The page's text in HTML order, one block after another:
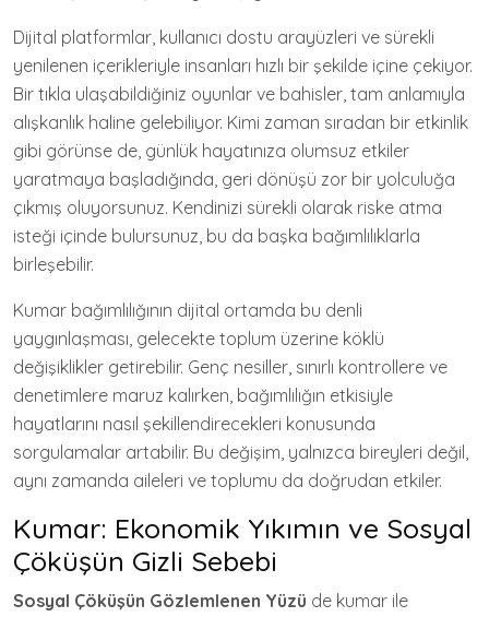
Dijital platformlar, kullanıcı dostu arayüzleri ve sürekli
yenilenen içerikleriyle insanları hızlı bir şekilde içine çekiyor.
Bir tıkla ulaşabildiğiniz oyunlar ve bahisler, tam anlamıyla
alışkanlık haline gelebiliyor. Kimi zaman sıradan bir etkinlik
gibi görünse de, günlük hayatınıza olumsuz etkiler
yaratmaya başladığında, geri dönüşü zor bir yolculuğa
çıkmış oluyorsunuz. Kendinizi sürekli olarak riske atma
isteği içinde bulursunuz, bu da başka bağımlılıklarla
birleşebilir.
Kumar bağımlılığının dijital ortamda bu denli
yaygınlaşması, gelecekte toplum üzerine köklü
değişiklikler getirebilir. Genç nesiller, sınırlı kontrollere ve
denetimlere maruz kalırken, bağımlılığın etkisiyle
hayatlarını nasıl şekillendirecekleri konusunda
sorgulamalar artabilir. Bu değişim, yalnızca bireyleri değil,
aynı zamanda aileleri ve toplumu da doğrudan etkiler.
Kumar: Ekonomik Yıkımın ve Sosyal
Çöküşün Gizli Sebebi
Sosyal Çöküşün Gözlemlenen Yüzü de kumar ile